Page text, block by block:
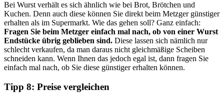
Bei Wurst verhält es sich ähnlich wie bei Brot, Brötchen und
Kuchen. Denn auch diese können Sie direkt beim Metzger günstiger
erhalten als im Supermarkt. Wie das gehen soll? Ganz einfach:
Fragen Sie beim Metzger einfach mal nach, ob von einer Wurst
Endstücke übrig geblieben sind. Diese lassen sich nämlich nur
schlecht verkaufen, da man daraus nicht gleichmäßige Scheiben
schneiden kann. Wenn Ihnen das jedoch egal ist, dann fragen Sie
einfach mal nach, ob Sie diese günstiger erhalten können.
Tipp 8: Preise vergleichen